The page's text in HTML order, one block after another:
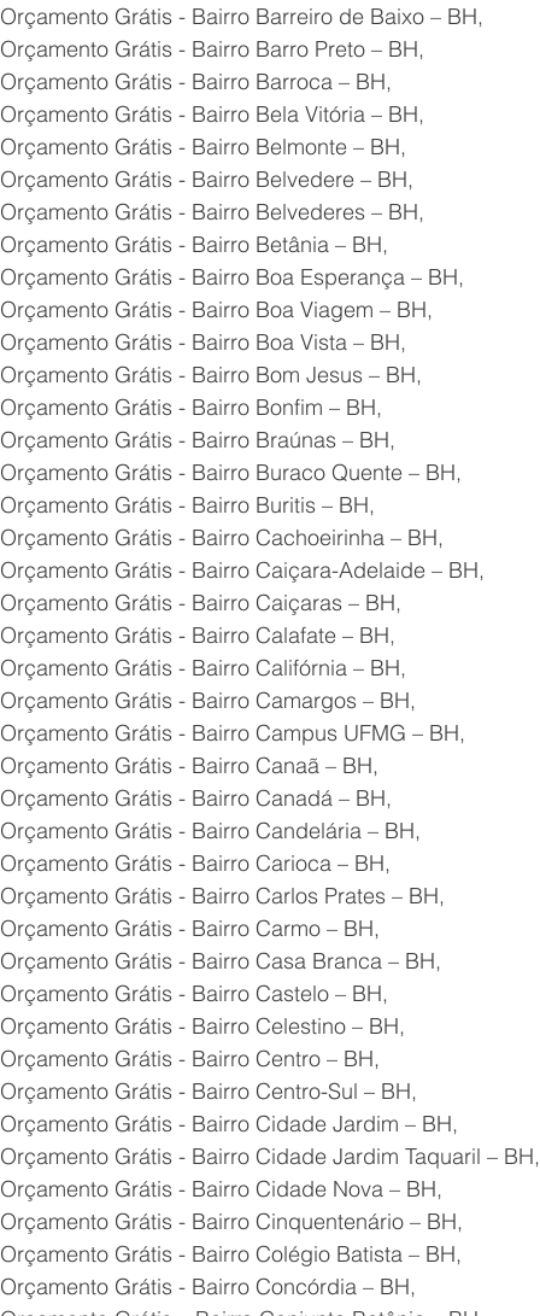
Grátis - Bairro Barreiro de Baixo – BH,
Grátis - Bairro Barro Preto – BH,
Grátis - Bairro Barroca – BH,
Grátis - Bairro Bela Vitória – BH,
Grátis - Bairro Belmonte – BH,
Grátis - Bairro Belvedere – BH,
Grátis - Bairro Belvederes – BH,
Grátis - Bairro Betânia – BH,
Grátis - Bairro Boa Esperança – BH,
Grátis - Bairro Boa Viagem – BH,
Grátis - Bairro Boa Vista – BH,
Grátis - Bairro Bom Jesus – BH,
Grátis - Bairro Bonfim – BH,
Grátis - Bairro Braúnas – BH,
Grátis - Bairro Buraco Quente – BH,
Grátis - Bairro Buritis – BH,
Grátis - Bairro Cachoeirinha – BH,
Grátis - Bairro Caiçara-Adelaide – BH,
Grátis - Bairro Caiçaras – BH,
Grátis - Bairro Calafate – BH,
Grátis - Bairro Califórnia – BH,
Grátis - Bairro Camargos – BH,
Grátis - Bairro Campus UFMG – BH,
Grátis - Bairro Canaã – BH,
Grátis - Bairro Canadá – BH,
Grátis - Bairro Candelária – BH,
Grátis - Bairro Carioca – BH,
Grátis - Bairro Carlos Prates – BH,
Grátis - Bairro Carmo – BH,
Grátis - Bairro Casa Branca – BH,
Grátis - Bairro Castelo – BH,
Grátis - Bairro Celestino – BH,
Grátis - Bairro Centro – BH,
Grátis - Bairro Centro-Sul – BH,
Grátis - Bairro Cidade Jardim – BH,
Grátis - Bairro Cidade Jardim Taquaril – BH,
Grátis - Bairro Cidade Nova – BH,
Grátis - Bairro Cinquentenário – BH,
Grátis - Bairro Colégio Batista – BH,
Grátis - Bairro Concórdia – BH,